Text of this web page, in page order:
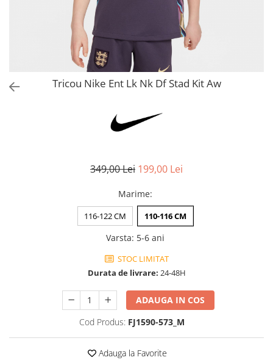
Bluze fotbal copii
Pantaloni lungi fotbal copii
Geci si veste fotbal copii
Imbracaminte fotbal femei
Tricouri fotbal femei
Sorturi fotbal femeiTricou Nike Ent Lk Nk Df Stad Kit Aw
349,00 Lei 199,00 Lei
Marime:
116-122 CM 110-116 CM
Varsta: 5-6 ani
STOC LIMITAT
Durata de livrare: 24-48H
ADAUGA IN COS
Cod Produs: FJ1590-573_M
Adauga la Favorite